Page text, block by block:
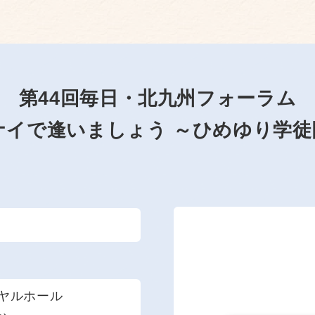
第44回毎日・北九州フォーラム
で逢いましょう ～ひめゆり学
ルホール